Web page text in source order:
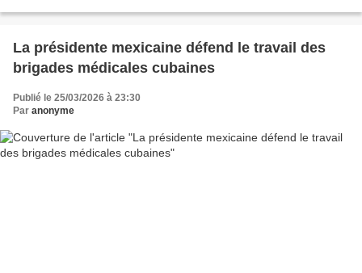
La présidente mexicaine défend le travail des
brigades médicales cubaines
Publié le 25/03/2026 à 23:30
Par anonyme